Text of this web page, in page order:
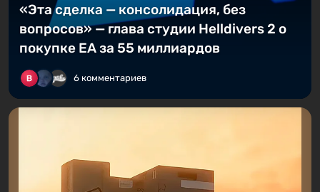
«Эта сделка — консолидация, без
вопросов» — глава студии Helldivers 2 о
покупке EA за 55 миллиардов
6 комментариев